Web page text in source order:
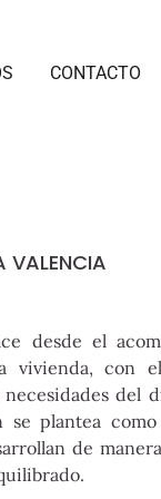
CONTACTO
VALENCIA
desde el
vivienda, con
del
plantea
de